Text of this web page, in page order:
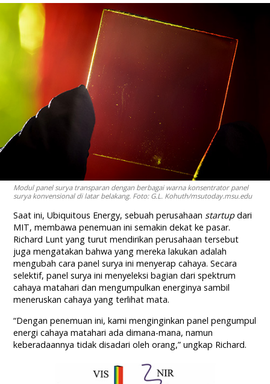
Modul panel surya transparan dengan berbagai warna konsentrator panel
surya konvensional di latar belakang. Foto: G.L. Kohuth/msutoday.msu.edu
Saat ini, Ubiquitous Energy, sebuah perusahaan startupdari
MIT, membawa penemuan ini semakin dekat ke pasar.
Richard Lunt yang turut mendirikan perusahaan tersebut
juga mengatakan bahwa yang mereka lakukan adalah
mengubah cara panel surya ini menyerap cahaya. Secara
selektif, panel surya ini menyeleksi bagian dari spektrum
cahaya matahari dan mengumpulkan energinya sambil
meneruskan cahaya yang terlihat mata.
“Dengan penemuan ini, kami menginginkan panel pengumpul
energi cahaya matahari ada dimana-mana, namun
keberadaannya tidak disadari oleh orang,” ungkap Richard.